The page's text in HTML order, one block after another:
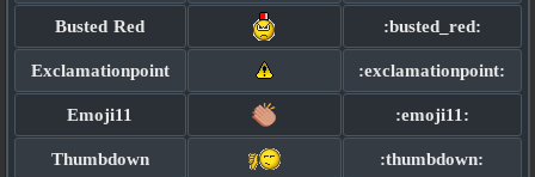
:busted_red:
Busted Red
:exclamationpoint:
Exclamationpoint
:emoji11:
Emoji11
:thumbdown:
Thumbdown